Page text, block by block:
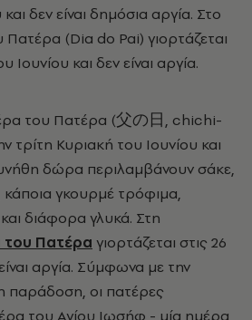
δεν είναι δημόσια αργία. Στο
(Dia do Pai) γιορτάζεται
Ιουνίου και δεν είναι αργία.
του Πατέρα (父の日, chichi-
τρίτη Κυριακή του Ιουνίου και
δώρα περιλαμβάνουν σάκε,
γκουρμέ τρόφιμα,
διάφορα γλυκά. Στη
Πατέρα γιορτάζεται στις 26
αργία. Σύμφωνα με την
παράδοση, οι πατέρες
του Αγίου Ιωσήφ - μία ημέρα